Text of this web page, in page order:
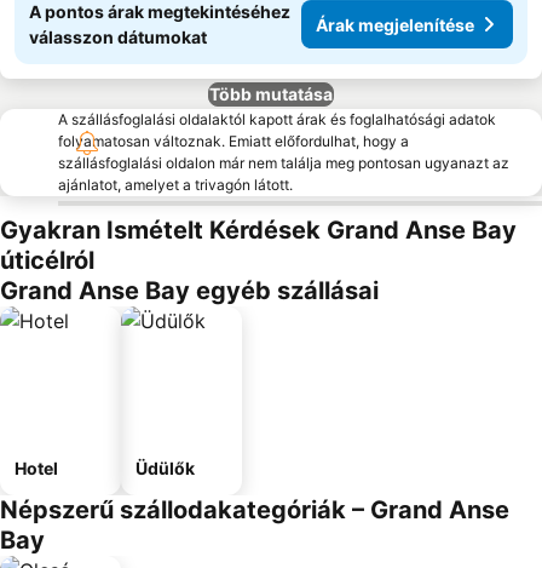
A pontos árak megtekintéséhez
válasszon dátumokat
Árak megjelenítése
Több mutatása
A szállásfoglalási oldalaktól kapott árak és foglalhatósági adatok
folyamatosan változnak. Emiatt előfordulhat, hogy a
szállásfoglalási oldalon már nem találja meg pontosan ugyanazt az
ajánlatot, amelyet a trivagón látott.
Gyakran Ismételt Kérdések Grand Anse Bay
úticélról
Grand Anse Bay egyéb szállásai
Hotel Üdülők
Népszerű szállodakategóriák – Grand Anse
Bay